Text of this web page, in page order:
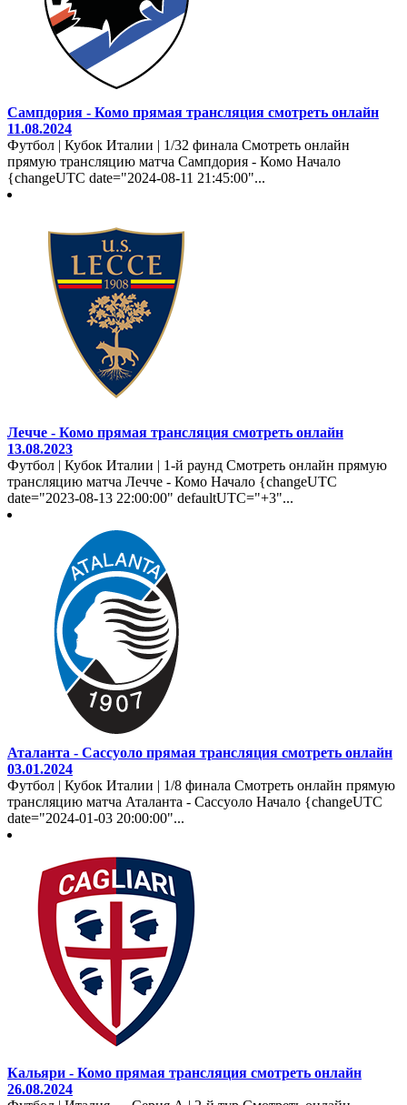
Сампдория - Комо прямая трансляция смотреть онлайн
11.08.2024
Футбол | Кубок Италии | 1/32 финала Смотреть онлайн
прямую трансляцию матча Сампдория - Комо Начало
{changeUTC date="2024-08-11 21:45:00"...
Лечче - Комо прямая трансляция смотреть онлайн
13.08.2023
Футбол | Кубок Италии | 1-й раунд Смотреть онлайн прямую
трансляцию матча Лечче - Комо Начало {changeUTC
date="2023-08-13 22:00:00" defaultUTC="+3"...
Аталанта - Сассуоло прямая трансляция смотреть онлайн
03.01.2024
Футбол | Кубок Италии | 1/8 финала Смотреть онлайн прямую
трансляцию матча Аталанта - Сассуоло Начало {changeUTC
date="2024-01-03 20:00:00"...
Кальяри - Комо прямая трансляция смотреть онлайн
26.08.2024